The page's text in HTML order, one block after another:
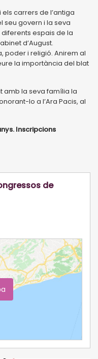
carrers de l’antiga
seu govern i la seva
espais de la
d’August.
poder i religió. Anirem al
la importància del blat
amb la seva família la
lo a l’Ara Pacis, al
Inscripcions
de